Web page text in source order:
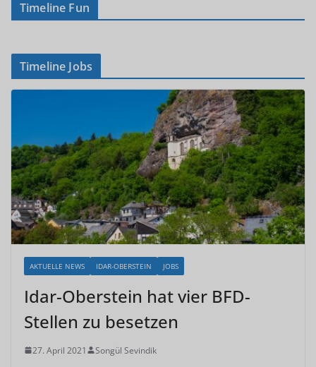
Timeline Fun
Timeline Jobs
AKTUELLE NEWS IDAR-OBERSTEIN JOBS
Idar-Oberstein hat vier BFD-
Stellen zu besetzen
27. April 2021 Songül Sevindik